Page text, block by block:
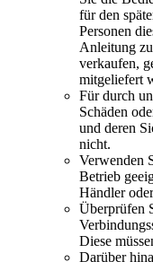
für den
Personen
Anleitung
verkaufen,
mitgeliefert
Für durch
Schäden
und deren
nicht.
Verwenden
Betrieb
Händler
Überprüfen
Diese
Darüber